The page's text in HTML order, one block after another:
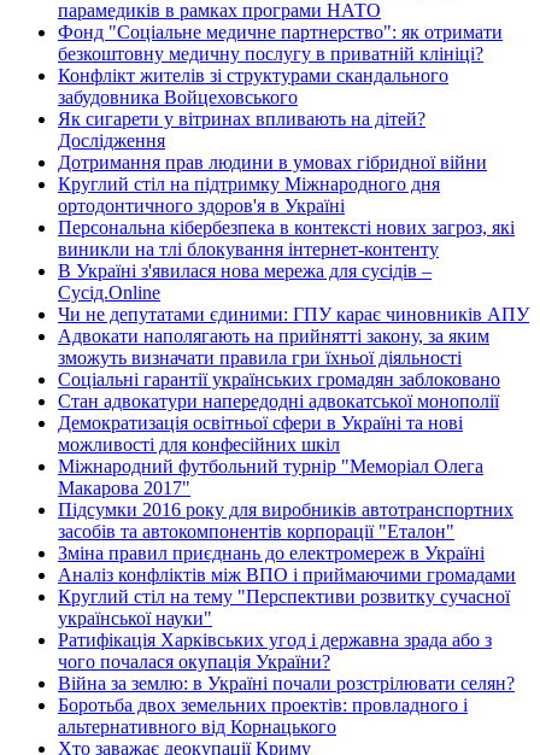
парамедиків в рамках програми НАТО
Фонд "Соціальне медичне партнерство": як отримати
безкоштовну медичну послугу в приватній клініці?
Конфлікт жителів зі структурами скандального
забудовника Войцеховського
Як сигарети у вітринах впливають на дітей?
Дослідження
Дотримання прав людини в умовах гібридної війни
Круглий стіл на підтримку Міжнародного дня
ортодонтичного здоров'я в Україні
Персональна кібербезпека в контексті нових загроз, які
виникли на тлі блокування інтернет-контенту
В Україні з'явилася нова мережа для сусідів –
Сусід.Online
Чи не депутатами єдиними: ГПУ карає чиновників АПУ
Адвокати наполягають на прийнятті закону, за яким
зможуть визначати правила гри їхньої діяльності
Соціальні гарантії українських громадян заблоковано
Стан адвокатури напередодні адвокатської монополії
Демократизація освітньої сфери в Україні та нові
можливості для конфесійних шкіл
Міжнародний футбольний турнір "Меморіал Олега
Макарова 2017"
Підсумки 2016 року для виробників автотранспортних
засобів та автокомпонентів корпорації "Еталон"
Зміна правил приєднань до електромереж в Україні
Аналіз конфліктів між ВПО і приймаючими громадами
Круглий стіл на тему "Перспективи розвитку сучасної
української науки"
Ратифікація Харківських угод і державна зрада або з
чого почалася окупація України?
Війна за землю: в Україні почали розстрілювати селян?
Боротьба двох земельних проектів: провладного і
альтернативного від Корнацького
Хто заважає деокупації Криму